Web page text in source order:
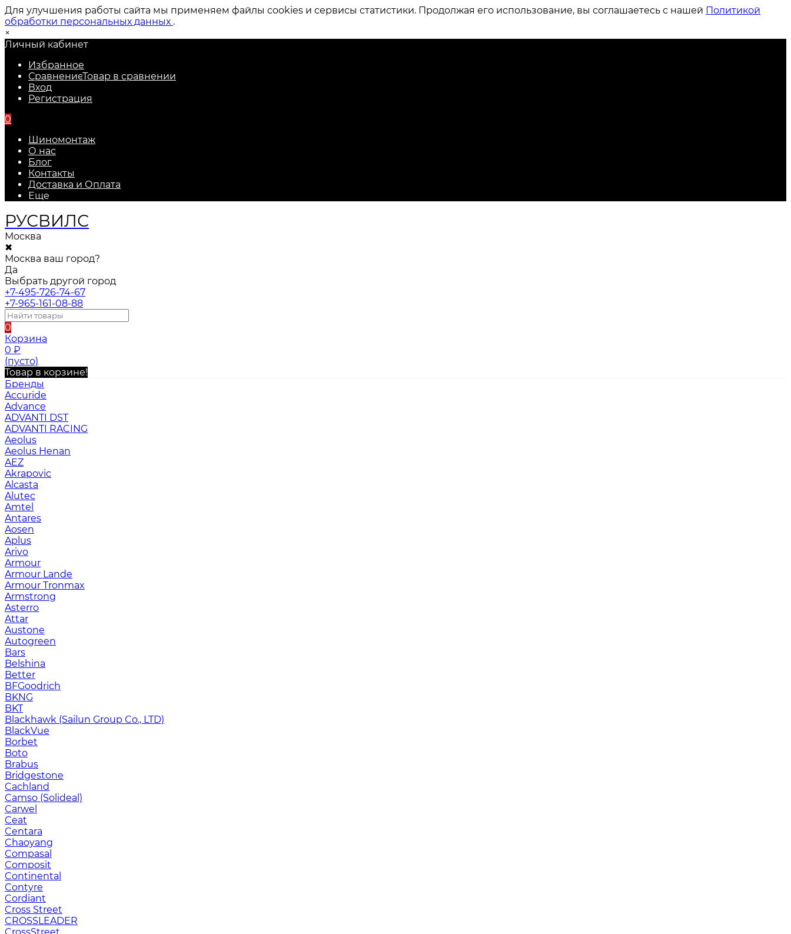
Для улучшения работы сайта мы применяем файлы cookies и сервисы статистики. Продолжая его использование, вы соглашаетесь с нашей Политикой
обработки персональных данных .
×
Личный кабинет
Избранное
СравнениеТовар в сравнении
Вход
Регистрация
0
Шиномонтаж
О нас
Блог
Контакты
Доставка и Оплата
Еще
РУСВИЛС
Москва
✖
Москва ваш город?
Да
Выбрать другой город
+7-495-726-74-67
+7-965-161-08-88
0
Корзина
0 ₽
(пусто)
Товар в корзине!
Бренды
Accuride
Advance
ADVANTI DST
ADVANTI RACING
Aeolus
Aeolus Henan
AEZ
Akrapovic
Alcasta
Alutec
Amtel
Antares
Aosen
Aplus
Arivo
Armour
Armour Lande
Armour Tronmax
Armstrong
Asterro
Attar
Austone
Autogreen
Bars
Belshina
Better
BFGoodrich
BKNG
BKT
Blackhawk (Sailun Group Co., LTD)
BlackVue
Borbet
Boto
Brabus
Bridgestone
Cachland
Camso (Solideal)
Carwel
Ceat
Centara
Chaoyang
Compasal
Composit
Continental
Contyre
Cordiant
Cross Street
CROSSLEADER